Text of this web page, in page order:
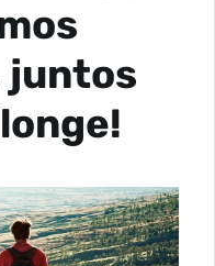
juntos